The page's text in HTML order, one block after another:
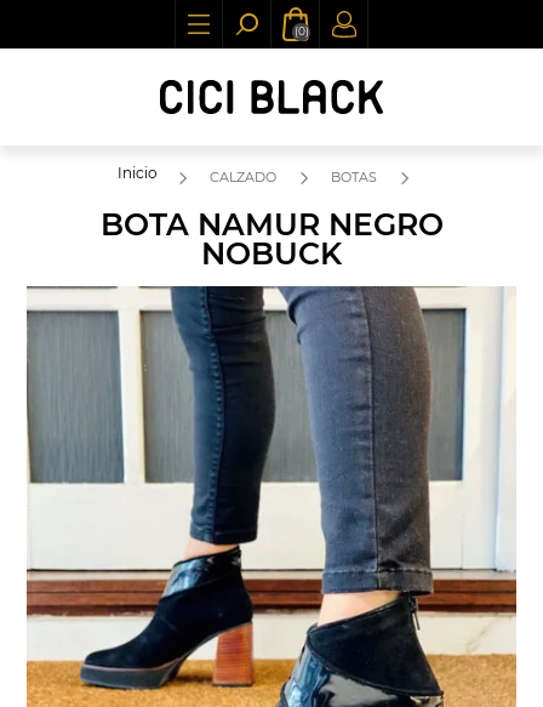
(0)
Inicio CALZADO BOTAS
BOTA NAMUR NEGRO
NOBUCK